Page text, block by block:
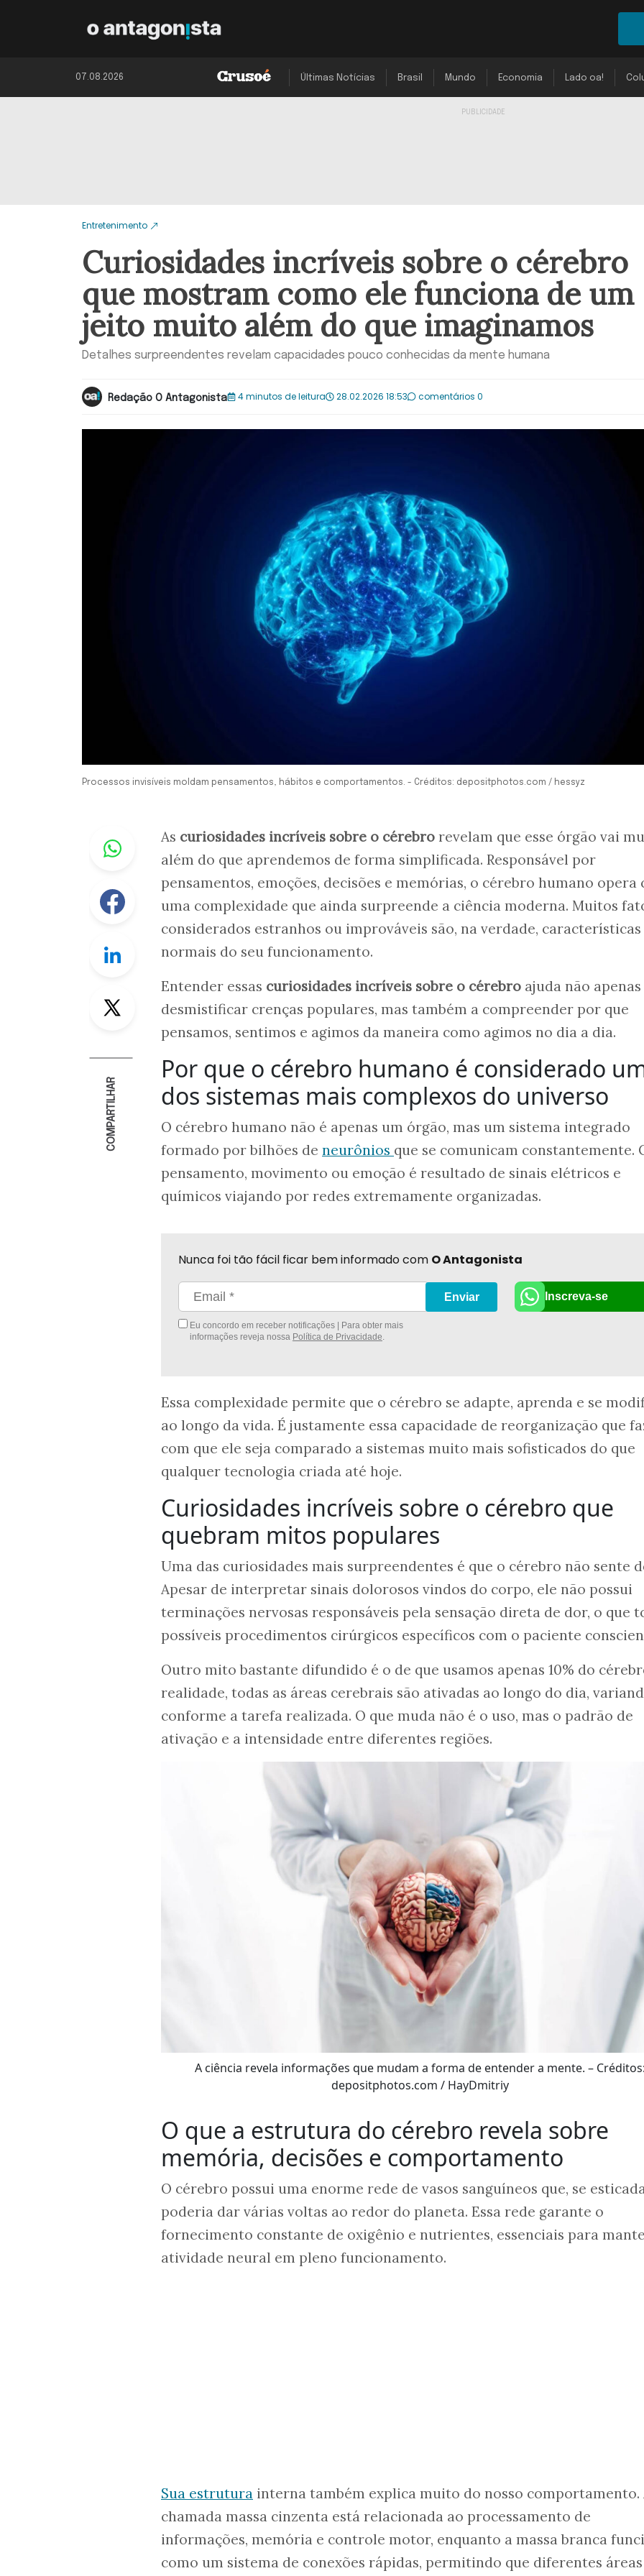
07.08.2026 Últimas Notícias Brasil Mundo Economia Lado oa!
Entretenimento
Curiosidades incríveis sobre o cérebro
que mostram como ele funciona de um
jeito muito além do que imaginamos
Detalhes surpreendentes revelam capacidades pouco conhecidas da mente humana
Redação O Antagonista 4 minutos de leitura 28.02.2026 18:53 comentários 0
Processos invisíveis moldam pensamentos, hábitos e comportamentos. - Créditos: depositphotos.com / hessyz
Whastapp
Facebook
Twitter
COMPARTILHAR
As curiosidades incríveis sobre o cérebro revelam que esse órgão vai
além do que aprendemos de forma simplificada. Responsável por
pensamentos, emoções, decisões e memórias, o cérebro humano opera
uma complexidade que ainda surpreende a ciência moderna. Muitos
considerados estranhos ou improváveis são, na verdade, características
normais do seu funcionamento.
Entender essas curiosidades incríveis sobre o cérebro ajuda não apenas
desmistificar crenças populares, mas também a compreender por que
pensamos, sentimos e agimos da maneira como agimos no dia a dia.
Por que o cérebro humano é considerado
dos sistemas mais complexos do universo
O cérebro humano não é apenas um órgão, mas um sistema integrado
formado por bilhões de neurônios que se comunicam constantemente.
pensamento, movimento ou emoção é resultado de sinais elétricos e
químicos viajando por redes extremamente organizadas.
Nunca foi tão fácil ficar bem informado com O Antagonista
Eu concordo em receber notificações | Para obter mais
informações reveja nossa Política de Privacidade.
Enviar Inscreva-se
Essa complexidade permite que o cérebro se adapte, aprenda e se
ao longo da vida. É justamente essa capacidade de reorganização que
com que ele seja comparado a sistemas muito mais sofisticados do que
qualquer tecnologia criada até hoje.
Curiosidades incríveis sobre o cérebro que
quebram mitos populares
Uma das curiosidades mais surpreendentes é que o cérebro não sente
Apesar de interpretar sinais dolorosos vindos do corpo, ele não possui
terminações nervosas responsáveis pela sensação direta de dor, o que
possíveis procedimentos cirúrgicos específicos com o paciente
Outro mito bastante difundido é o de que usamos apenas 10% do
realidade, todas as áreas cerebrais são ativadas ao longo do dia,
conforme a tarefa realizada. O que muda não é o uso, mas o padrão de
ativação e a intensidade entre diferentes regiões.
A ciência revela informações que mudam a forma de entender a mente. – Créditos:
depositphotos.com / HayDmitriy
O que a estrutura do cérebro revela sobre
memória, decisões e comportamento
O cérebro possui uma enorme rede de vasos sanguíneos que, se
poderia dar várias voltas ao redor do planeta. Essa rede garante o
fornecimento constante de oxigênio e nutrientes, essenciais para
atividade neural em pleno funcionamento.
Sua estrutura interna também explica muito do nosso comportamento.
chamada massa cinzenta está relacionada ao processamento de
informações, memória e controle motor, enquanto a massa branca
como um sistema de conexões rápidas, permitindo que diferentes áreas